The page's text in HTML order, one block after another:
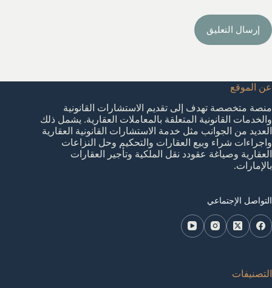
إرسال التعليق
عن الموقع
منصة متخصصة تهدف إلى تقديم الاستشارات القانونية
والخدمات القانونية المتعلقة بالمعاملات العقارية. يشمل ذلك
العديد من الجوانب مثل خدمة الاستشارات القانونية العقارية
واجراءات شراء وبيع العقارات والتحكيم وحل النزاعات
العقارية وصياغة عقودد نقل الملكية وتأجير العقارات
بالإمارات.
التواصل الإجتماعي
التصنيفات